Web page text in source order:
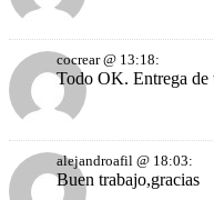
cocrear @ 13:18:
Todo OK. Entrega de
alejandroafil @ 18:03:
Buen trabajo,gracias